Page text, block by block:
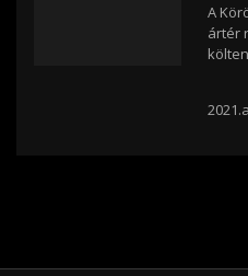
A
ártér